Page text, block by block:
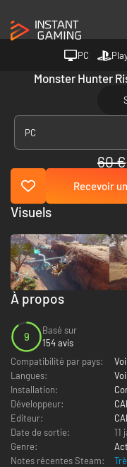
PC
Monster Hunter
PC
60 €
Recevoir
À propos
9
Basé sur
154 avis
Compatibilité par pays:
Langues:
Installation:
Développeur:
Editeur:
Date de sortie:
11
Genre:
Notes récentes Steam:
Visuels